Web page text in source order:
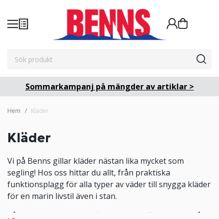
Sommarkampanj på mängder av artiklar >
Hem Kläder
Kläder
Vi på Benns gillar kläder nästan lika mycket som
segling! Hos oss hittar du allt, från praktiska
funktionsplagg för alla typer av väder till snygga kläder
för en marin livstil även i stan.
Vårt utbud är brett, här finns riktiga offshoreställ från